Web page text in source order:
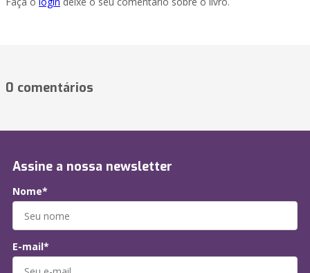
0 comentários
Assine a nossa newsletter
Nome*
E-mail*